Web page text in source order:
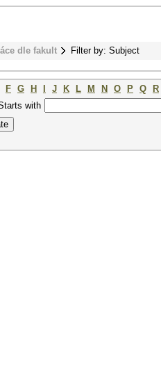
dle fakult Filter by: Subject
F G H J K L M N O P Q
R
with